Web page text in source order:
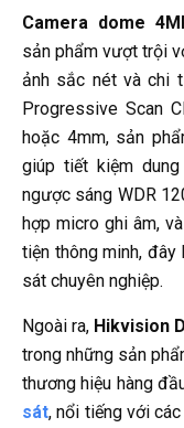
Camera dome
sản phẩm vượt trội
ảnh sắc nét và chi
Progressive Scan
hoặc 4mm, sản
giúp tiết kiệm
ngược sáng WDR
hợp micro ghi âm,
tiện thông minh,
sát chuyên nghiệp.
Ngoài ra, Hikvision
trong những sản
thương hiệu hàng
sát, nổi tiếng với